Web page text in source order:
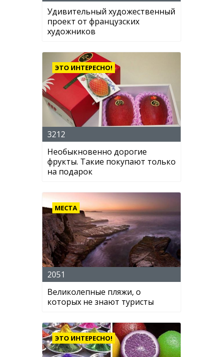
Удивительный художественный
проект от французских
художников
ЭТО ИНТЕРЕСНО!
3212
Необыкновенно дорогие
фрукты. Такие покупают только
на подарок
МЕСТА
2051
Великолепные пляжи, о
которых не знают туристы
ЭТО ИНТЕРЕСНО!